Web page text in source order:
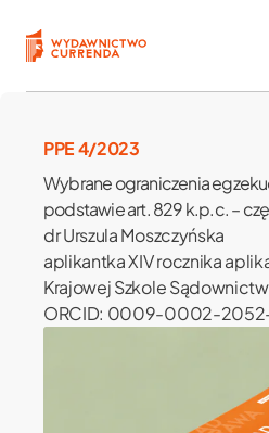
Open submenu
Open submenu
Open submenu
PPE 4/2023
Wybrane ograniczenia
podstawie art. 829 k.p.c. –
dr Urszula Moszczyńska
aplikantka XIV rocznika
Krajowej Szkole
ORCID: 0009-0002-